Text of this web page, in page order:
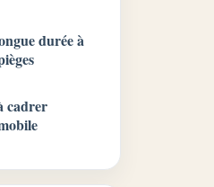
durée à
cadrer